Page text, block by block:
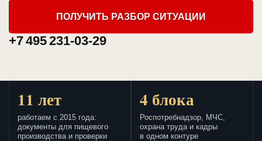
ПОЛУЧИТЬ РАЗБОР СИТУАЦИИ
+7 495 231-03-29
11 лет
работаем с 2015 года:
документы для пищевого
производства и проверки
4 блока
Роспотребнадзор, МЧС,
охрана труда и кадры
в одном контуре